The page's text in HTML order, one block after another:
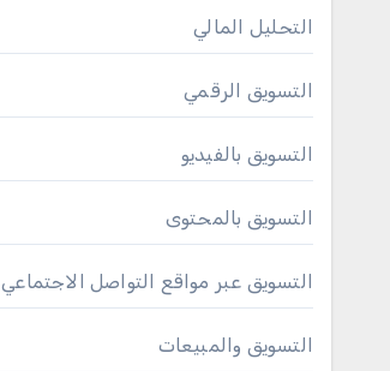
التحليل المالي
التسويق الرقمي
التسويق بالفيديو
التسويق بالمحتوى
التسويق عبر مواقع التواصل الاجتماعي
التسويق والمبيعات